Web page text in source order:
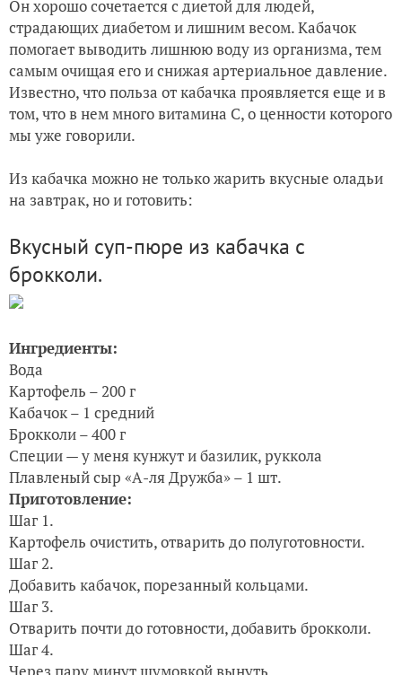
Он хорошо сочетается с диетой для людей,
страдающих диабетом и лишним весом. Кабачок
помогает выводить лишнюю воду из организма, тем
самым очищая его и снижая артериальное давление.
Известно, что польза от кабачка проявляется еще и в
том, что в нем много витамина С, о ценности которого
мы уже говорили.
Из кабачка можно не только жарить вкусные оладьи
на завтрак, но и готовить:
Вкусный суп-пюре из кабачка с
брокколи.
Ингредиенты:
Вода
Картофель – 200 г
Кабачок – 1 средний
Брокколи – 400 г
Специи — у меня кунжут и базилик, руккола
Плавленый сыр «А-ля Дружба» – 1 шт.
Приготовление:
Шаг 1.
Картофель очистить, отварить до полуготовности.
Шаг 2.
Добавить кабачок, порезанный кольцами.
Шаг 3.
Отварить почти до готовности, добавить брокколи.
Шаг 4.
Через пару минут шумовкой вынуть